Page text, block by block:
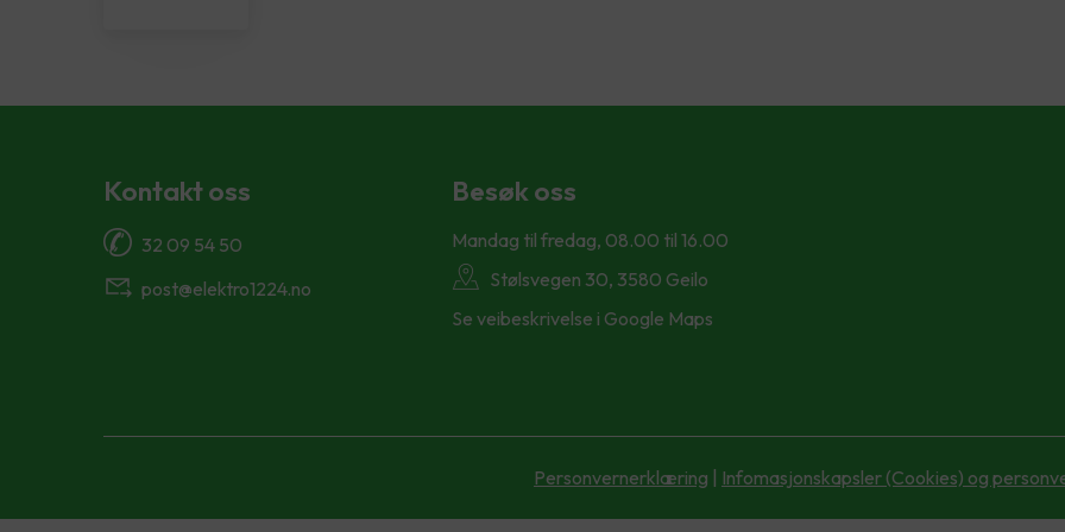
Kontakt oss
32 09 54 50
post@elektro1224.no
Besøk oss
Mandag til fredag, 08.00 til 16.00
Stølsvegen 30, 3580 Geilo
Se veibeskrivelse i Google Maps
Personvernerklæring | Infomasjonskapsler (Cookies) og